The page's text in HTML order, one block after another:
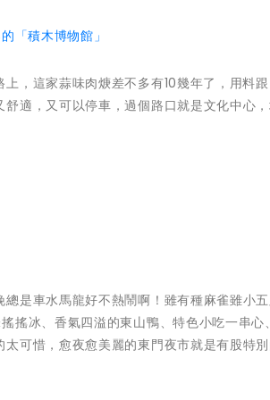
「積木博物館」
，這家蒜味肉焿差不多有10幾年了，用料
適，又可以停車，過個路口就是文化中心
是車水馬龍好不熱鬧啊！雖有種麻雀雖小
搖冰、香氣四溢的東山鴨、特色小吃一串心
可惜，愈夜愈美麗的東門夜市就是有股特